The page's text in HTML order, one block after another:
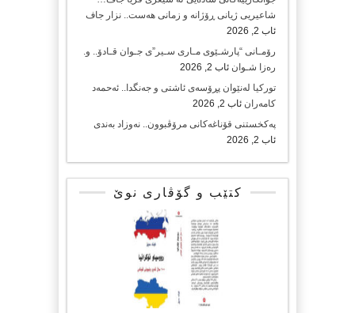
شاعیریی ژیانی ڕۆژانە و زمانی هەست.. نزار جاف
ئاب 2, 2026
رۆمـانی “پارشـێوی مـاری سـیر”ی جـوان قـادۆ.. و.
رەزا شـوان ئاب 2, 2026
تورکیا لەنێوان پڕۆسەی ئاشتی و جەنگدا.. ئەحمەد
کامەران ئاب 2, 2026
پەکخستنی قۆناغەکانی مرۆڤبوون.. نەوزاد بەندی
ئاب 2, 2026
کتێب و گۆڤاری نوێ